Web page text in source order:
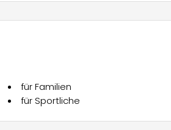
Unterkunftsmöglichkeiten, die
mit allem Komfort ausgestattet.
ein Badezimmer mit
und eine Terrasse zum
für Familien
für Sportliche